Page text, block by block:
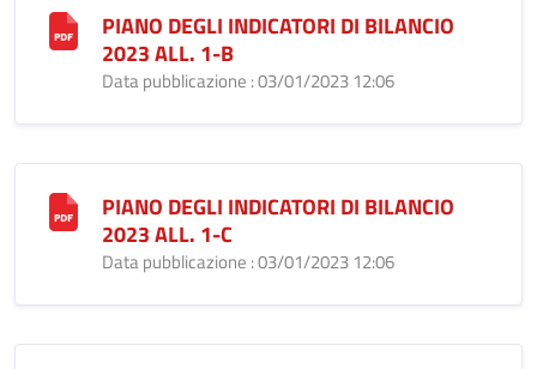
PIANO DEGLI INDICATORI DI BILANCIO
2023 ALL. 1-B
Data pubblicazione : 03/01/2023 12:06
PIANO DEGLI INDICATORI DI BILANCIO
2023 ALL. 1-C
Data pubblicazione : 03/01/2023 12:06